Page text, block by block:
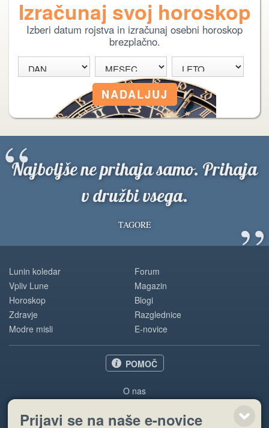
Izračunaj svoj horoskop
Izberi datum rojstva in izračunaj osebni horoskop
brezplačno.
Najboljše ne prihaja samo. Prihaja
v družbi vsega.
TAGORE ”
“
Lunin koledar
Vpliv Lune
Horoskop
Zdravje
Modre misli
Forum
Magazin
Blogi
Razglednice
E-novice
POMOČ
O nas
Pogoji uporabe
Prijavi se na naše e-novice